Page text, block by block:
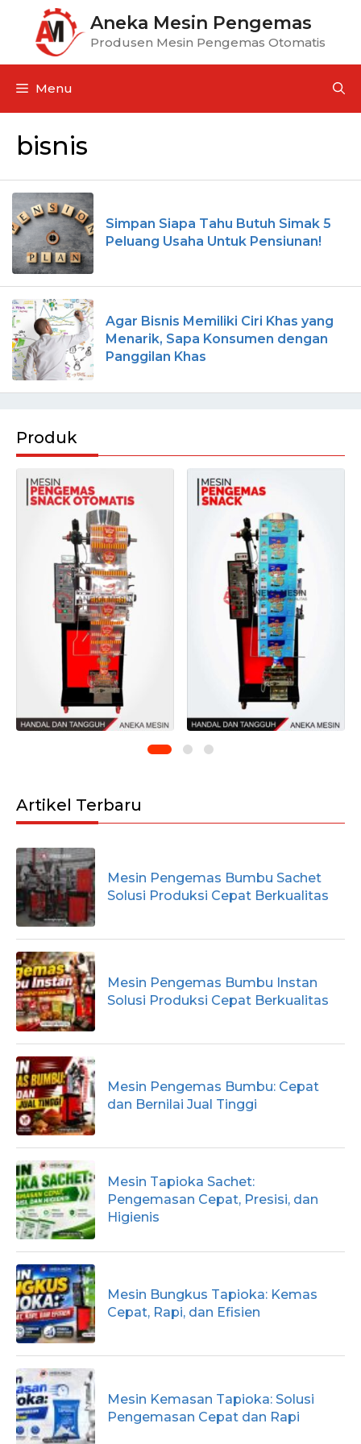
Aneka Mesin Pengemas
Produsen Mesin Pengemas Otomatis
Menu
bisnis
Simpan Siapa Tahu Butuh Simak 5
Peluang Usaha Untuk Pensiunan!
Agar Bisnis Memiliki Ciri Khas yang
Menarik, Sapa Konsumen dengan
Panggilan Khas
Produk
Artikel Terbaru
Mesin Pengemas Bumbu Sachet
Solusi Produksi Cepat Berkualitas
Mesin Pengemas Bumbu Instan
Solusi Produksi Cepat Berkualitas
Mesin Pengemas Bumbu: Cepat
dan Bernilai Jual Tinggi
Mesin Tapioka Sachet:
Pengemasan Cepat, Presisi, dan
Higienis
Mesin Bungkus Tapioka: Kemas
Cepat, Rapi, dan Efisien
Mesin Kemasan Tapioka: Solusi
Pengemasan Cepat dan Rapi